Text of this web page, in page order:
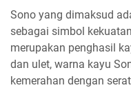
Sono yang dimaksud
sebagai simbol
merupakan penghasil
dan ulet, warna kayu
kemerahan dengan